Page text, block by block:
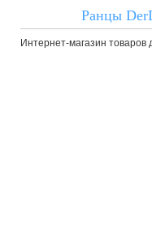
Ранцы
Интернет-магазин